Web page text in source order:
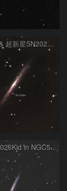
NGC5907 & 超新星SN2026kid
超新星SN2026Kid in NGC5907